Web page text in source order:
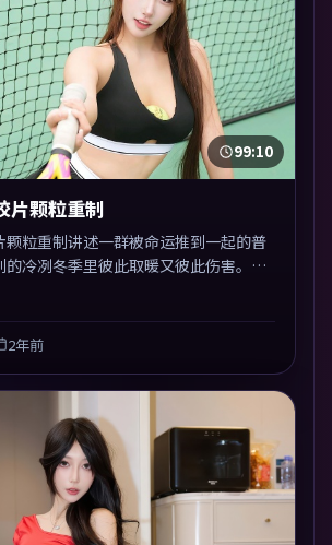
99:10
片颗粒重制
粒重制讲述一群被命运推到一起的普
的冷冽冬季里彼此取暖又彼此伤害。是
外壳探讨信任与背叛，映后讨论度颇
放解读，关于“选择”的主题余音绕
2年前